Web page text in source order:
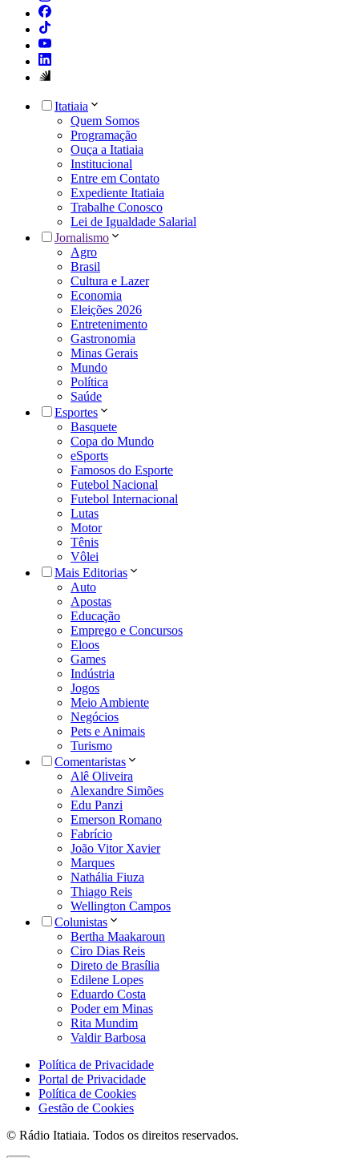
Itatiaia
Quem Somos
Programação
Ouça a Itatiaia
Institucional
Entre em Contato
Expediente Itatiaia
Trabalhe Conosco
Lei de Igualdade Salarial
Jornalismo
Agro
Brasil
Cultura e Lazer
Economia
Eleições 2026
Entretenimento
Gastronomia
Minas Gerais
Mundo
Política
Saúde
Esportes
Basquete
Copa do Mundo
eSports
Famosos do Esporte
Futebol Nacional
Futebol Internacional
Lutas
Motor
Tênis
Vôlei
Mais Editorias
Auto
Apostas
Educação
Emprego e Concursos
Eloos
Games
Indústria
Jogos
Meio Ambiente
Negócios
Pets e Animais
Turismo
Comentaristas
Alê Oliveira
Alexandre Simões
Edu Panzi
Emerson Romano
Fabrício
João Vitor Xavier
Marques
Nathália Fiuza
Thiago Reis
Wellington Campos
Colunistas
Bertha Maakaroun
Ciro Dias Reis
Direto de Brasília
Edilene Lopes
Eduardo Costa
Poder em Minas
Rita Mundim
Valdir Barbosa
Política de Privacidade
Portal de Privacidade
Política de Cookies
Gestão de Cookies
© Rádio Itatiaia. Todos os direitos reservados.